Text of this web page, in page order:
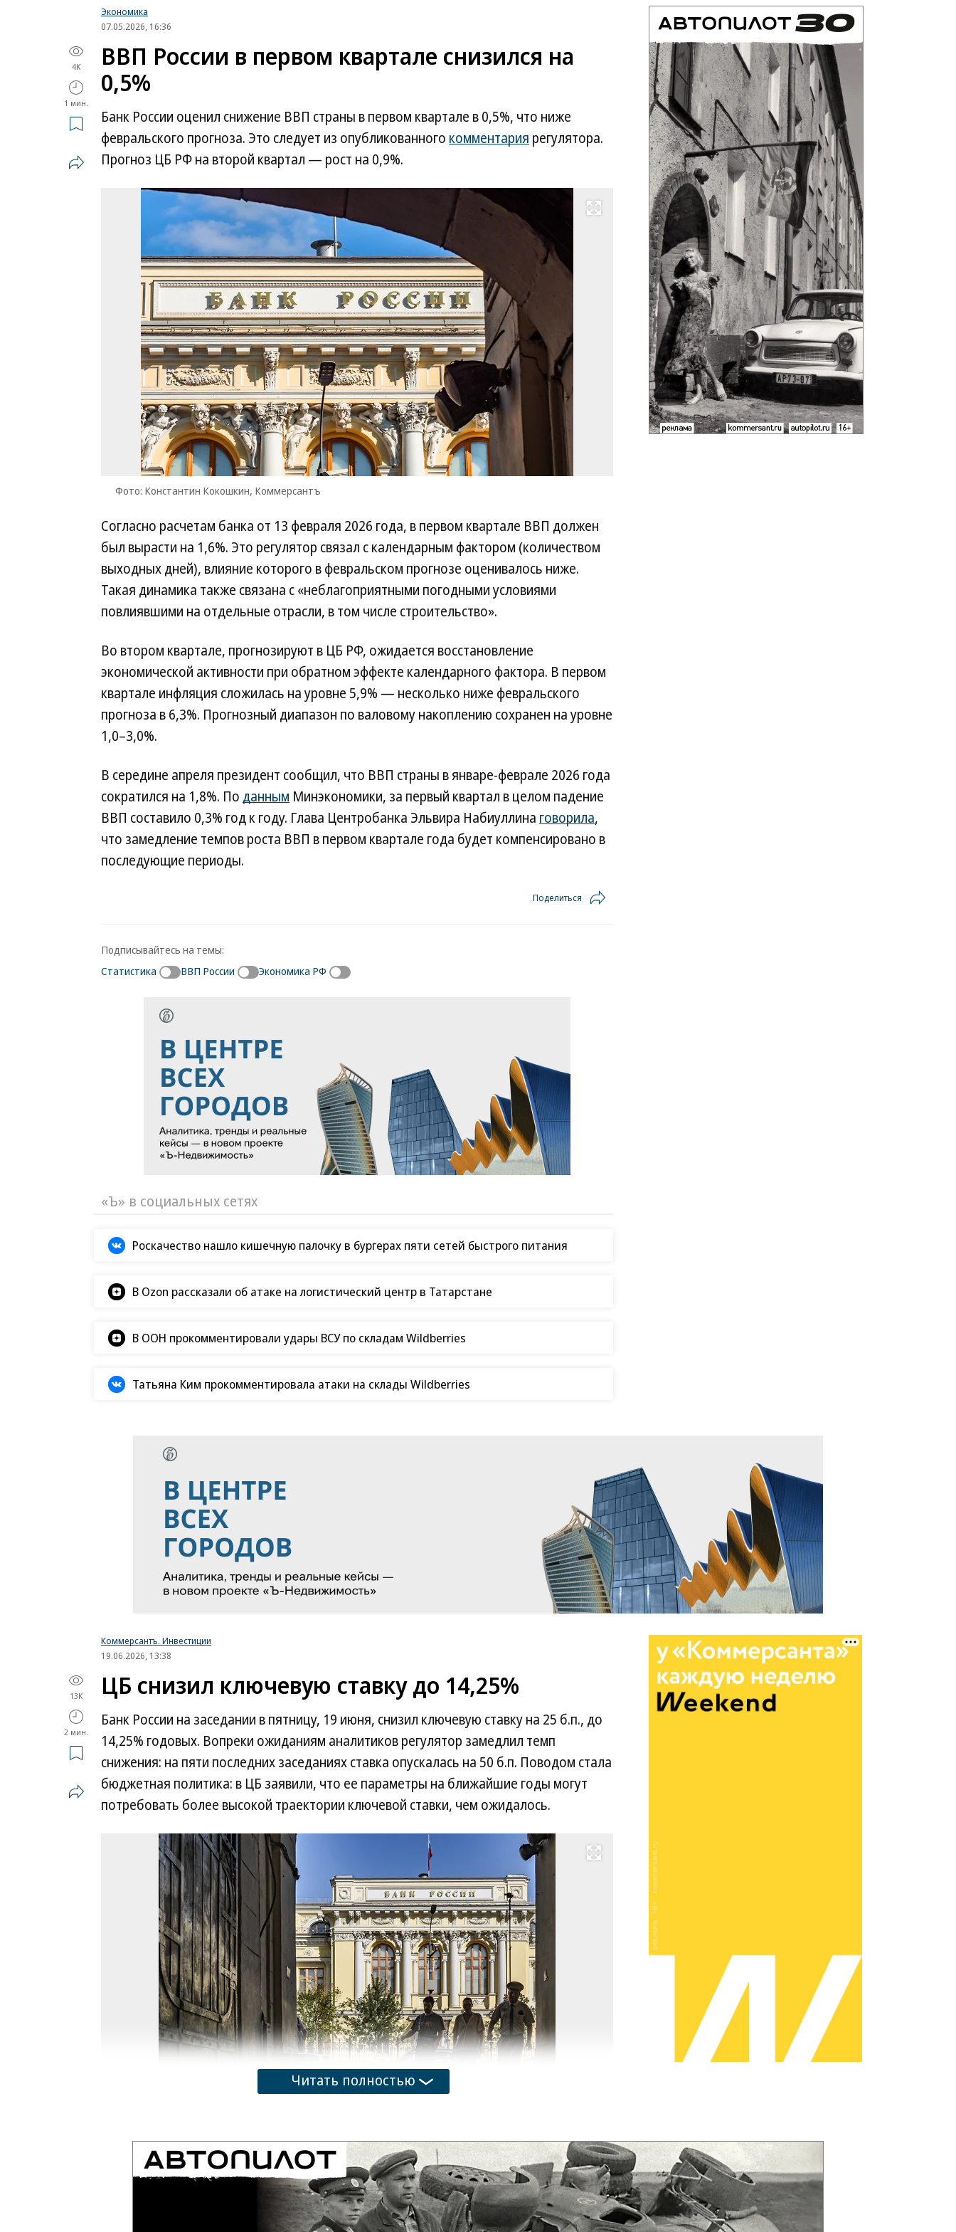
Экономика
07.05.2026, 16:36
4K
1 мин.
ВВП России в первом квартале снизился на
0,5%
Банк России оценил снижение ВВП страны в первом квартале в 0,5%, что ниже
февральского прогноза. Это следует из опубликованного комментария регулятора.
Прогноз ЦБ РФ на второй квартал — рост на 0,9%.
Развернуть на весь экран
Фото: Константин Кокошкин, Коммерсантъ
Фото:
Константин
Кокошкин,
Коммерсантъ
Согласно расчетам банка от 13 февраля 2026 года, в первом квартале ВВП должен
был вырасти на 1,6%. Это регулятор связал с календарным фактором (количеством
выходных дней), влияние которого в февральском прогнозе оценивалось ниже.
Такая динамика также связана с «неблагоприятными погодными условиями
повлиявшими на отдельные отрасли, в том числе строительство».
Во втором квартале, прогнозируют в ЦБ РФ, ожидается восстановление
экономической активности при обратном эффекте календарного фактора. В первом
квартале инфляция сложилась на уровне 5,9% — несколько ниже февральского
прогноза в 6,3%. Прогнозный диапазон по валовому накоплению сохранен на уровне
1,0–3,0%.
В середине апреля президент сообщил, что ВВП страны в январе-феврале 2026 года
сократился на 1,8%. По данным Минэкономики, за первый квартал в целом падение
ВВП составило 0,3% год к году. Глава Центробанка Эльвира Набиуллина говорила,
что замедление темпов роста ВВП в первом квартале года будет компенсировано в
последующие периоды.
Поделиться
Подписывайтесь на темы:
Статистика
ВВП России Экономика РФ
«Ъ» в социальных сетях
Роскачество нашло кишечную палочку в бургерах пяти сетей быстрого питания
В Ozon рассказали об атаке на логистический центр в Татарстане
В ООН прокомментировали удары ВСУ по складам Wildberries
Татьяна Ким прокомментировала атаки на склады Wildberries
Коммерсантъ. Инвестиции
19.06.2026, 13:38
13K
2 мин.
ЦБ снизил ключевую ставку до 14,25%
Банк России на заседании в пятницу, 19 июня, снизил ключевую ставку на 25 б.п., до
14,25% годовых. Вопреки ожиданиям аналитиков регулятор замедлил темп
снижения: на пяти последних заседаниях ставка опускалась на 50 б.п. Поводом стала
бюджетная политика: в ЦБ заявили, что ее параметры на ближайшие годы могут
потребовать более высокой траектории ключевой ставки, чем ожидалось.
Развернуть на весь экран
Фото:
Константин
Кокошкин
Коммерсантъ
«Базовый сценарий Банка России предполагал, что на среднесрочном горизонте
бюджетная политика будет способствовать замедлению инфляции. Однако
сохранение первичного структурного дефицита бюджета до 2029 года может
Читать полностью